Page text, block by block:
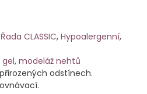
Řada CLASSIC, Hypoalergenní,
, modeláž nehtů
odstínech.